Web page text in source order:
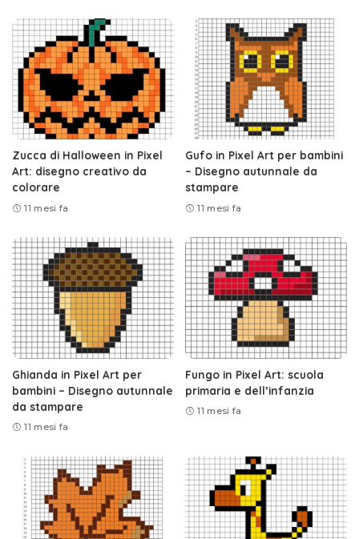
Zucca di Halloween in Pixel
Art: disegno creativo da
colorare
11 mesi fa
Gufo in Pixel Art per bambini
– Disegno autunnale da
stampare
11 mesi fa
Ghianda in Pixel Art per
bambini – Disegno autunnale
da stampare
11 mesi fa
Fungo in Pixel Art: scuola
primaria e dell’infanzia
11 mesi fa